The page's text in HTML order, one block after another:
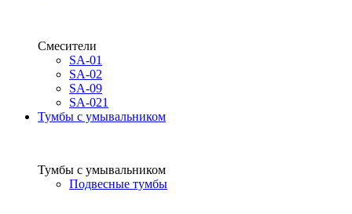
Смесители
SA-01
SA-02
SA-09
SA-021
Тумбы с умывальником
Тумбы с умывальником
Подвесные тумбы